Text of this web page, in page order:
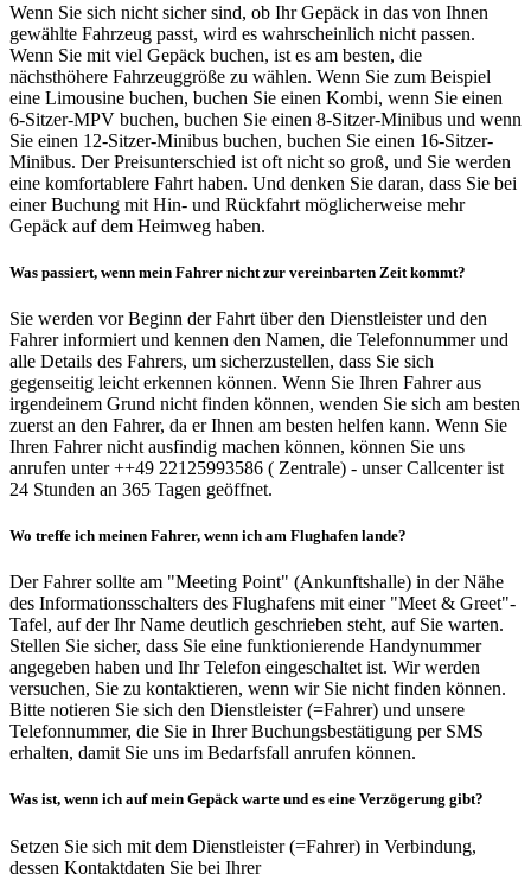
Wenn Sie sich nicht sicher sind, ob Ihr Gepäck in das von Ihnen
gewählte Fahrzeug passt, wird es wahrscheinlich nicht passen.
Wenn Sie mit viel Gepäck buchen, ist es am besten, die
nächsthöhere Fahrzeuggröße zu wählen. Wenn Sie zum Beispiel
eine Limousine buchen, buchen Sie einen Kombi, wenn Sie einen
6-Sitzer-MPV buchen, buchen Sie einen 8-Sitzer-Minibus und wenn
Sie einen 12-Sitzer-Minibus buchen, buchen Sie einen 16-Sitzer-
Minibus. Der Preisunterschied ist oft nicht so groß, und Sie werden
eine komfortablere Fahrt haben. Und denken Sie daran, dass Sie bei
einer Buchung mit Hin- und Rückfahrt möglicherweise mehr
Gepäck auf dem Heimweg haben.
Was passiert, wenn mein Fahrer nicht zur vereinbarten Zeit kommt?
Sie werden vor Beginn der Fahrt über den Dienstleister und den
Fahrer informiert und kennen den Namen, die Telefonnummer und
alle Details des Fahrers, um sicherzustellen, dass Sie sich
gegenseitig leicht erkennen können. Wenn Sie Ihren Fahrer aus
irgendeinem Grund nicht finden können, wenden Sie sich am besten
zuerst an den Fahrer, da er Ihnen am besten helfen kann. Wenn Sie
Ihren Fahrer nicht ausfindig machen können, können Sie uns
anrufen unter ++49 22125993586 ( Zentrale) - unser Callcenter ist
24 Stunden an 365 Tagen geöffnet.
Wo treffe ich meinen Fahrer, wenn ich am Flughafen lande?
Der Fahrer sollte am "Meeting Point" (Ankunftshalle) in der Nähe
des Informationsschalters des Flughafens mit einer "Meet & Greet"-
Tafel, auf der Ihr Name deutlich geschrieben steht, auf Sie warten.
Stellen Sie sicher, dass Sie eine funktionierende Handynummer
angegeben haben und Ihr Telefon eingeschaltet ist. Wir werden
versuchen, Sie zu kontaktieren, wenn wir Sie nicht finden können.
Bitte notieren Sie sich den Dienstleister (=Fahrer) und unsere
Telefonnummer, die Sie in Ihrer Buchungsbestätigung per SMS
erhalten, damit Sie uns im Bedarfsfall anrufen können.
Was ist, wenn ich auf mein Gepäck warte und es eine Verzögerung gibt?
Setzen Sie sich mit dem Dienstleister (=Fahrer) in Verbindung,
dessen Kontaktdaten Sie bei Ihrer